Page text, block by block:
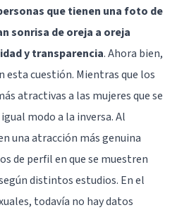
que tienen una foto de
sonrisa de oreja a oreja
y transparencia. Ahora bien,
cuestión. Mientras que los
atractivas a las mujeres que se
modo a la inversa. Al
una atracción más genuina
de perfil en que se muestren
distintos estudios. En el
todavía no hay datos